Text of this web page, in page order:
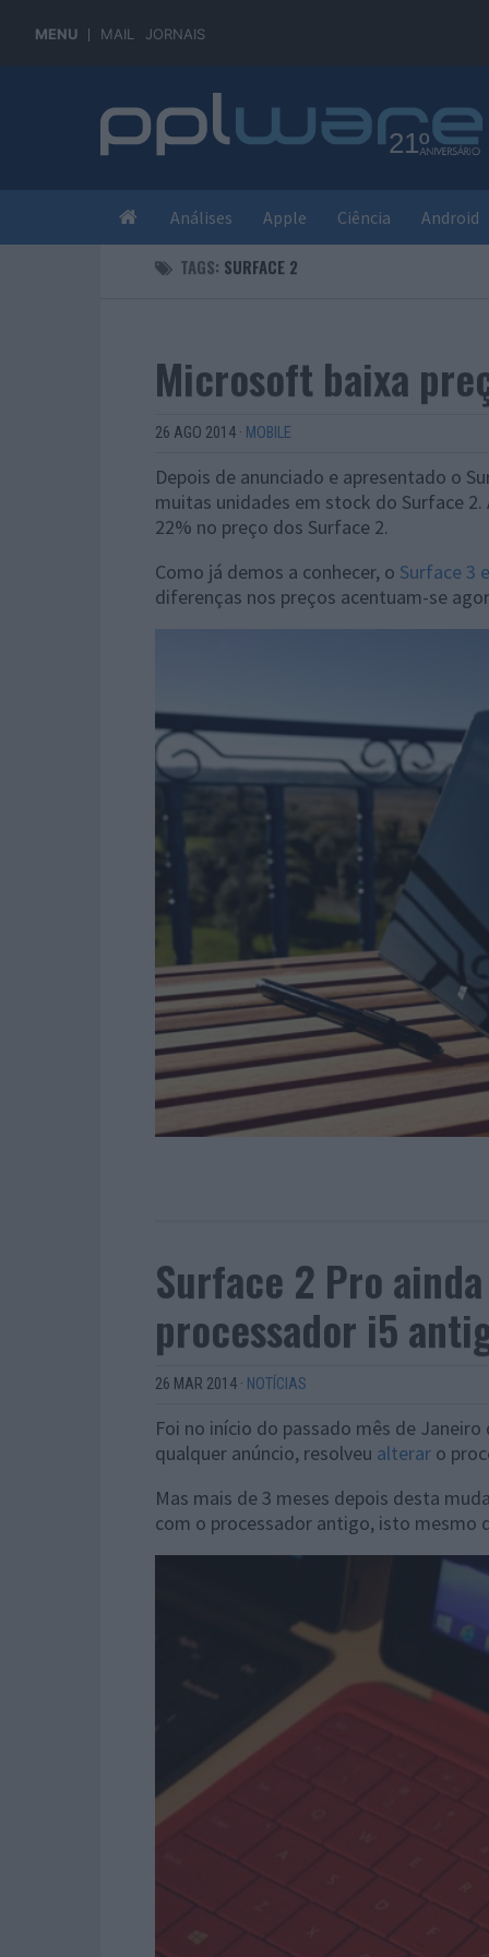
MENU MAIL JORNAIS
Análises Apple Ciência Android
TAGS: SURFACE 2
Microsoft baixa
26 AGO 2014 · MOBILE
Depois de anunciado e apresentado o
muitas unidades em stock do Surface
22% no preço dos Surface 2.
Como já demos a conhecer, o Surface 3
diferenças nos preços acentuam-se
Surface 2 Pro
processador i5
26 MAR 2014 · NOTÍCIAS
Foi no início do passado mês de
qualquer anúncio, resolveu alterar o
Mas mais de 3 meses depois desta
com o processador antigo, isto mesmo